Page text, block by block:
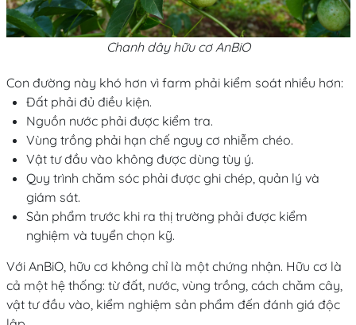
Chanh dây hữu cơ AnBiO
Con đường này khó hơn vì farm phải kiểm soát nhiều hơn:
Đất phải đủ điều kiện.
Nguồn nước phải được kiểm tra.
Vùng trồng phải hạn chế nguy cơ nhiễm chéo.
Vật tư đầu vào không được dùng tùy ý.
Quy trình chăm sóc phải được ghi chép, quản lý và
giám sát.
Sản phẩm trước khi ra thị trường phải được kiểm
nghiệm và tuyển chọn kỹ.
Với AnBiO, hữu cơ không chỉ là một chứng nhận. Hữu cơ là
cả một hệ thống: từ đất, nước, vùng trồng, cách chăm cây,
vật tư đầu vào, kiểm nghiệm sản phẩm đến đánh giá độc